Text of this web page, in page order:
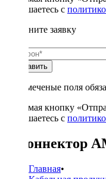
соглашаетесь с
Заполните заявку
Отправить
* - отмеченые поля
Нажимая кнопку
соглашаетесь с
Y-коннектор
Главная•